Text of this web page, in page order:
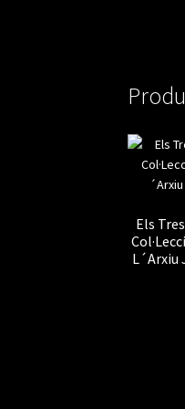
Els
L´Arxiu